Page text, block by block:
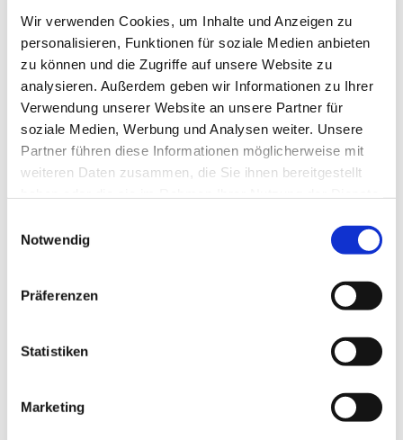
Wir verwenden Cookies, um Inhalte und Anzeigen zu
personalisieren, Funktionen für soziale Medien anbieten
zu können und die Zugriffe auf unsere Website zu
analysieren. Außerdem geben wir Informationen zu Ihrer
Verwendung unserer Website an unsere Partner für
soziale Medien, Werbung und Analysen weiter. Unsere
Partner führen diese Informationen möglicherweise mit
weiteren Daten zusammen, die Sie ihnen bereitgestellt
Notwendig
Präferenzen
Statistiken
Marketing
Dies könnte Sie auch